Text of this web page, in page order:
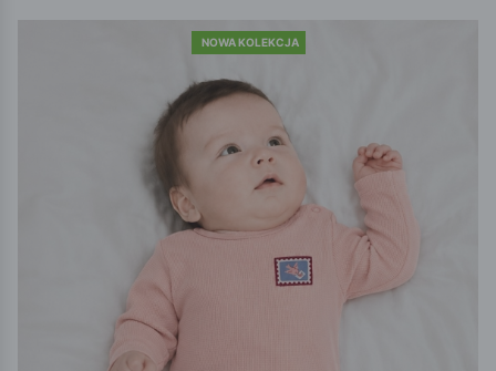
NOWA KOLEKCJA